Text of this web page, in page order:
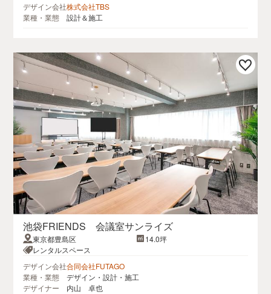
デザイン会社株式会社TBS
業種・業態
設計＆施工
池袋FRIENDS 会議室サンライズ
東京都豊島区
14.0坪
レンタルスペース
デザイン会社合同会社FUTAGO
業種・業態
デザイン・設計・施工
デザイナー
内山 卓也